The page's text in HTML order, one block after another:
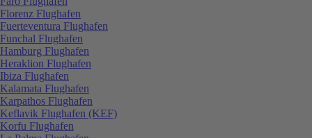
Florenz Flughafen
Fuerteventura Flughafen
Funchal Flughafen
Hamburg Flughafen
Heraklion Flughafen
Ibiza Flughafen
Kalamata Flughafen
Karpathos Flughafen
Keflavik Flughafen (KEF)
Korfu Flughafen